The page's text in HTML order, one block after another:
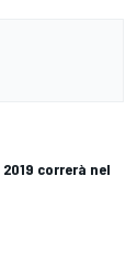
correrà nel